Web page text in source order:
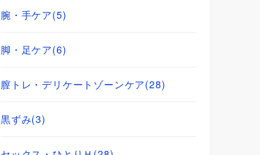
腕・手ケア(5)
脚・足ケア(6)
膣トレ・デリケートゾーンケア(28)
黒ずみ(3)